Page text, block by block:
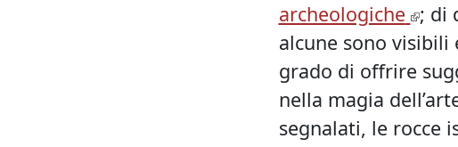
archeologiche ; di
alcune sono
grado di offrire
nella magia
segnalati, le rocce